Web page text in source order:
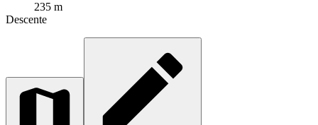
235 m
Descente